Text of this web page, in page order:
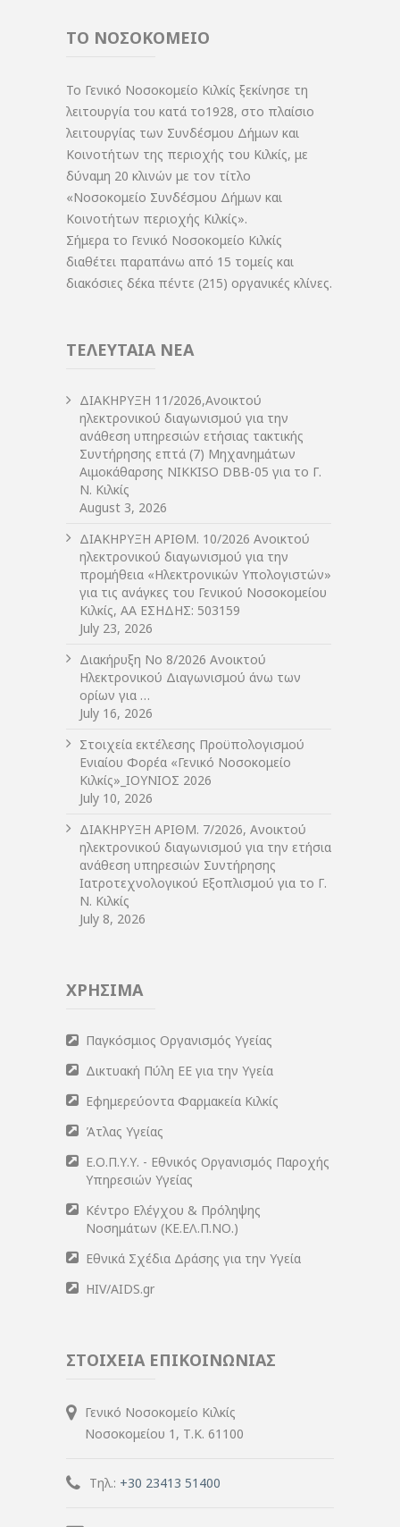
ΤΟ ΝΟΣΟΚΟΜΕΙΟ
Το Γενικό Νοσοκομείο Κιλκίς ξεκίνησε τη
λειτουργία του κατά το1928, στο πλαίσιο
λειτουργίας των Συνδέσμου Δήμων και
Κοινοτήτων της περιοχής του Κιλκίς, με
δύναμη 20 κλινών με τον τίτλο
«Νοσοκομείο Συνδέσμου Δήμων και
Κοινοτήτων περιοχής Κιλκίς».
Σήμερα το Γενικό Νοσοκομείο Κιλκίς
διαθέτει παραπάνω από 15 τομείς και
διακόσιες δέκα πέντε (215) οργανικές κλίνες.
ΤΕΛΕΥΤΑΙΑ ΝΕΑ
ΔIΑΚΗΡΥΞΗ 11/2026,Ανοικτού
ηλεκτρονικού διαγωνισμού για την
ανάθεση υπηρεσιών ετήσιας τακτικής
Συντήρησης επτά (7) Μηχανημάτων
Αιμοκάθαρσης NIKKISO DBB-05 για το Γ.
Ν. Κιλκίς
August 3, 2026
ΔIΑΚΗΡΥΞΗ ΑΡIΘΜ. 10/2026 Ανοικτού
ηλεκτρονικού διαγωνισμού για την
προμήθεια «Ηλεκτρονικών Υπολογιστών»
για τις ανάγκες του Γενικού Νοσοκομείου
Κιλκίς, ΑΑ ΕΣΗΔΗΣ: 503159
July 23, 2026
Διακήρυξη Νο 8/2026 Ανοικτού
Ηλεκτρονικού Διαγωνισμού άνω των
ορίων για …
July 16, 2026
Στοιχεία εκτέλεσης Προϋπολογισμού
Ενιαίου Φορέα «Γενικό Νοσοκομείο
Κιλκίς»_ΙΟΥΝΙΟΣ 2026
July 10, 2026
ΔIΑΚΗΡΥΞΗ ΑΡIΘΜ. 7/2026, Ανοικτού
ηλεκτρονικού διαγωνισμού για την ετήσια
ανάθεση υπηρεσιών Συντήρησης
Ιατροτεχνολογικού Εξοπλισμού για το Γ.
Ν. Κιλκίς
July 8, 2026
ΧΡΗΣΙΜΑ
Παγκόσμιος Οργανισμός Υγείας
Δικτυακή Πύλη ΕΕ για την Υγεία
Εφημερεύοντα Φαρμακεία Κιλκίς
Άτλας Υγείας
Ε.Ο.Π.Υ.Υ. - Εθνικός Οργανισμός Παροχής
Υπηρεσιών Υγείας
Κέντρο Ελέγχου & Πρόληψης
Νοσημάτων (ΚΕ.ΕΛ.Π.ΝΟ.)
Εθνικά Σχέδια Δράσης για την Υγεία
HIV/AIDS.gr
ΣΤΟΙΧΕΙΑ ΕΠΙΚΟΙΝΩΝΙΑΣ
Γενικό Νοσοκομείο Κιλκίς
Νοσοκομείου 1, Τ.Κ. 61100
Τηλ.: +30 23413 51400